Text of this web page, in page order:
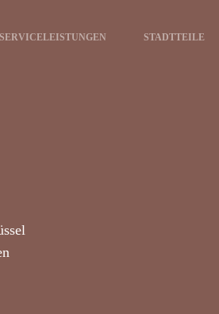
SERVICELEISTUNGEN STADTTEILE